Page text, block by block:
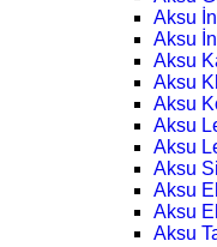
Aksu
Aksu
Aksu
Aksu
Aksu
Aksu
Aksu
Aksu
Aksu
Aksu
Aksu